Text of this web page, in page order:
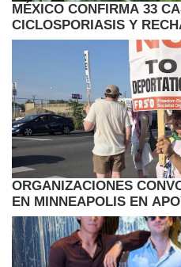
MÉXICO CONFIRMA 33
CICLOSPORIASIS Y
BROTE EN EE.UU.
ORGANIZACIONES
EN MINNEAPOLIS EN
HAITIANOS CON TPS